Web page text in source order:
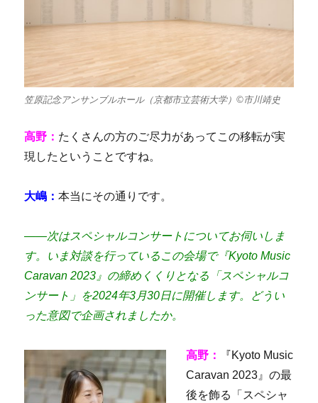
笠原記念アンサンブルホール（京都市立芸術大学）©市川靖史
高野： たくさんの方のご尽力があってこの移転が実
現したということですね。
大嶋：本当にその通りです。
――次はスペシャルコンサートについてお伺いしま
す。いま対談を行っているこの会場で『Kyoto Music
Caravan 2023』の締めくくりとなる「スペシャルコ
ンサート」を2024年3月30日に開催します。どうい
った意図で企画されましたか。
高野： 『Kyoto Music
Caravan 2023』の最
後を飾る「スペシャ